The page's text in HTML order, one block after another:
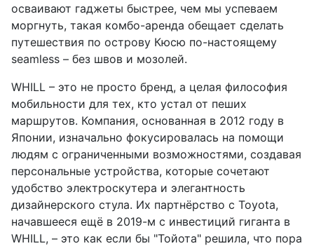
осваивают гаджеты быстрее, чем мы успеваем
моргнуть, такая комбо-аренда обещает сделать
путешествия по острову Кюсю по-настоящему
seamless – без швов и мозолей.
WHILL – это не просто бренд, а целая философия
мобильности для тех, кто устал от пеших
маршрутов. Компания, основанная в 2012 году в
Японии, изначально фокусировалась на помощи
людям с ограниченными возможностями, создавая
персональные устройства, которые сочетают
удобство электроскутера и элегантность
дизайнерского стула. Их партнёрство с Toyota,
начавшееся ещё в 2019-м с инвестиций гиганта в
WHILL, – это как если бы "Тойота" решила, что пора